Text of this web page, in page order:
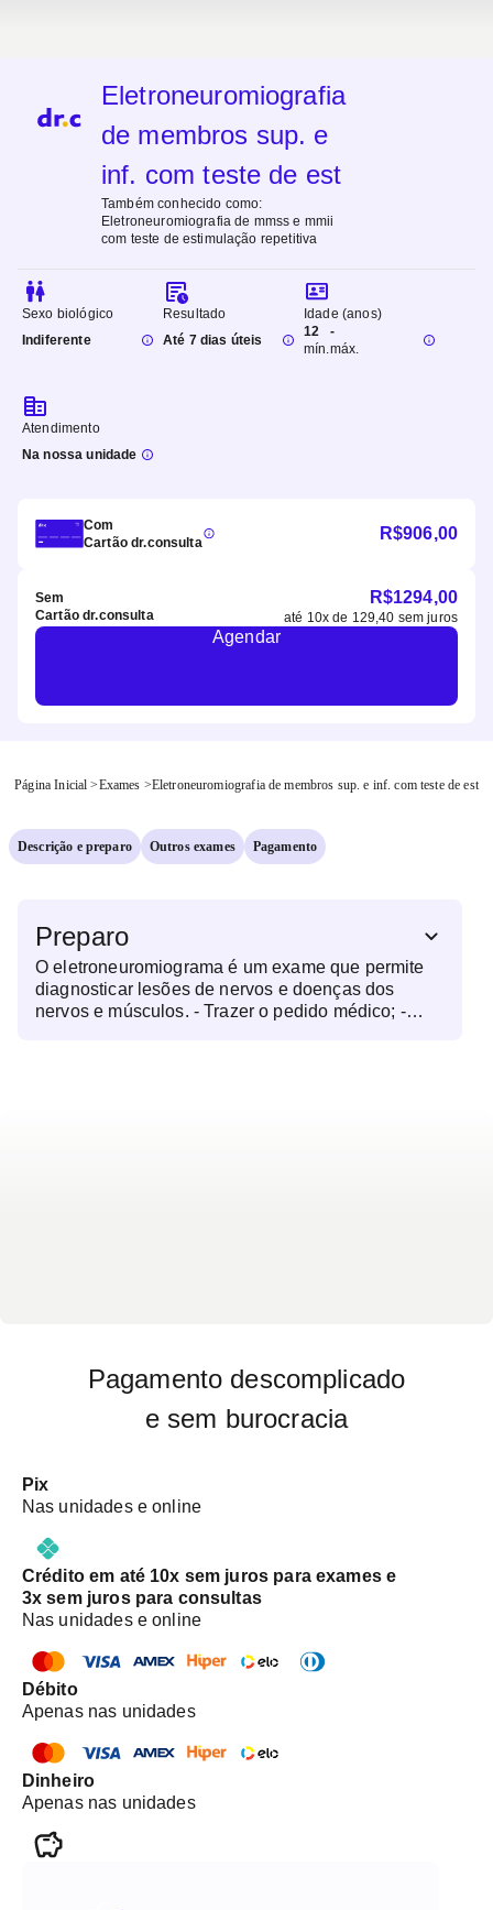
Eletroneuromiografia
de membros sup. e
inf. com teste de est
Também conhecido como:
Eletroneuromiografia de mmss e mmii
com teste de estimulação repetitiva
Sexo biológico
Indiferente
Resultado
Até 7 dias úteis
Idade (anos)
12
mín.
-
máx.
Atendimento
Na nossa unidade
Com
Cartão dr.consulta
R$906,00
Sem
Cartão dr.consulta
R$1294,00
até 10x de 129,40 sem juros
Agendar
Página Inicial >Exames >Eletroneuromiografia de membros sup. e inf. com teste de est
Descrição e preparo Outros exames Pagamento
Preparo
O eletroneuromiograma é um exame que permite
diagnosticar lesões de nervos e doenças dos
nervos e músculos. - Trazer o pedido médico; -
Pagamento descomplicado
e sem burocracia
Pix
Nas unidades e online
Crédito em até 10x sem juros para exames e
3x sem juros para consultas
Nas unidades e online
Débito
Apenas nas unidades
Dinheiro
Apenas nas unidades